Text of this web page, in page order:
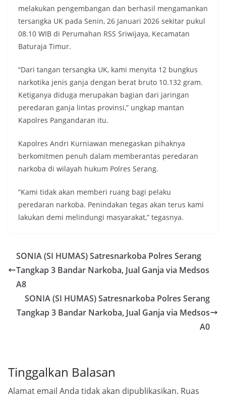
melakukan pengembangan dan berhasil mengamankan
tersangka UK pada Senin, 26 Januari 2026 sekitar pukul
08.10 WIB di Perumahan RSS Sriwijaya, Kecamatan
Baturaja Timur.
“Dari tangan tersangka UK, kami menyita 12 bungkus
narkotika jenis ganja dengan berat bruto 10.132 gram.
Ketiganya diduga merupakan bagian dari jaringan
peredaran ganja lintas provinsi,” ungkap mantan
Kapolres Pangandaran itu.
Kapolres Andri Kurniawan menegaskan pihaknya
berkomitmen penuh dalam memberantas peredaran
narkoba di wilayah hukum Polres Serang.
“Kami tidak akan memberi ruang bagi pelaku
peredaran narkoba. Penindakan tegas akan terus kami
lakukan demi melindungi masyarakat,” tegasnya.
SONIA (SI HUMAS) Satresnarkoba Polres Serang
Tangkap 3 Bandar Narkoba, Jual Ganja via Medsos
A8
SONIA (SI HUMAS) Satresnarkoba Polres Serang
Tangkap 3 Bandar Narkoba, Jual Ganja via Medsos
A0
Tinggalkan Balasan
Alamat email Anda tidak akan dipublikasikan. Ruas